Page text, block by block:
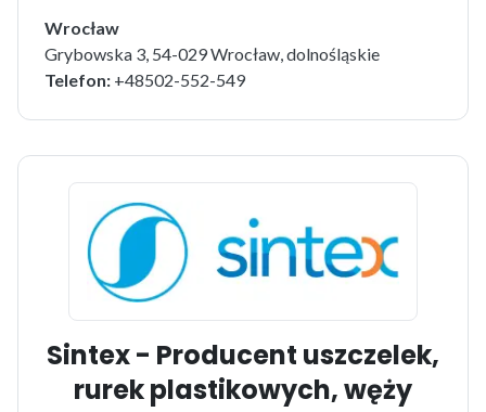
Wrocław
Grybowska 3, 54-029 Wrocław, dolnośląskie
Telefon: +48502-552-549
Sintex - Producent uszczelek,
rurek plastikowych, węży